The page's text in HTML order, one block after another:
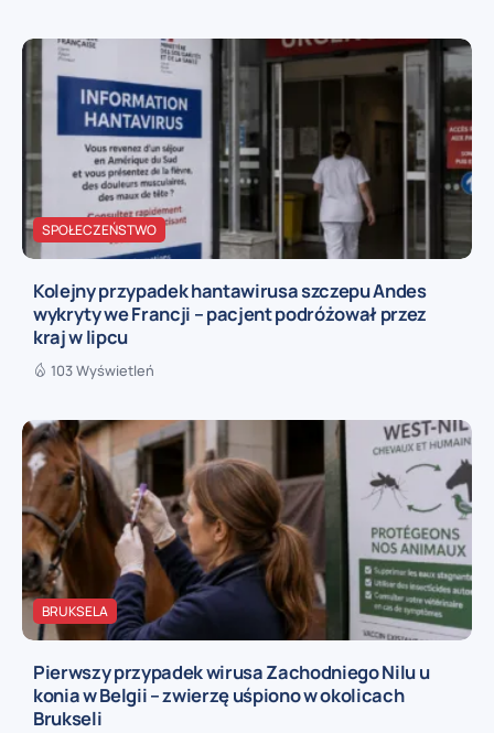
SPOŁECZEŃSTWO
Kolejny przypadek hantawirusa szczepu Andes
wykryty we Francji – pacjent podróżował przez
kraj w lipcu
103 Wyświetleń
BRUKSELA
Pierwszy przypadek wirusa Zachodniego Nilu u
konia w Belgii – zwierzę uśpiono w okolicach
Brukseli